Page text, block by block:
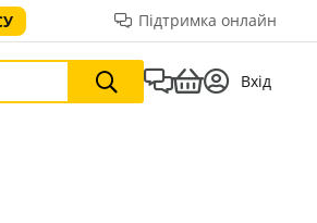
Підтримка онлайн
Вхід